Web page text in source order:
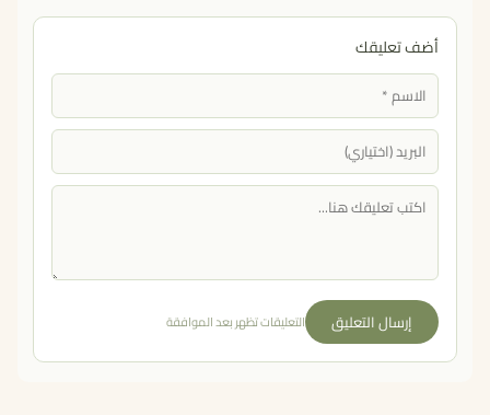
أضف تعليقك
إرسال التعليق التعليقات تظهر بعد الموافقة